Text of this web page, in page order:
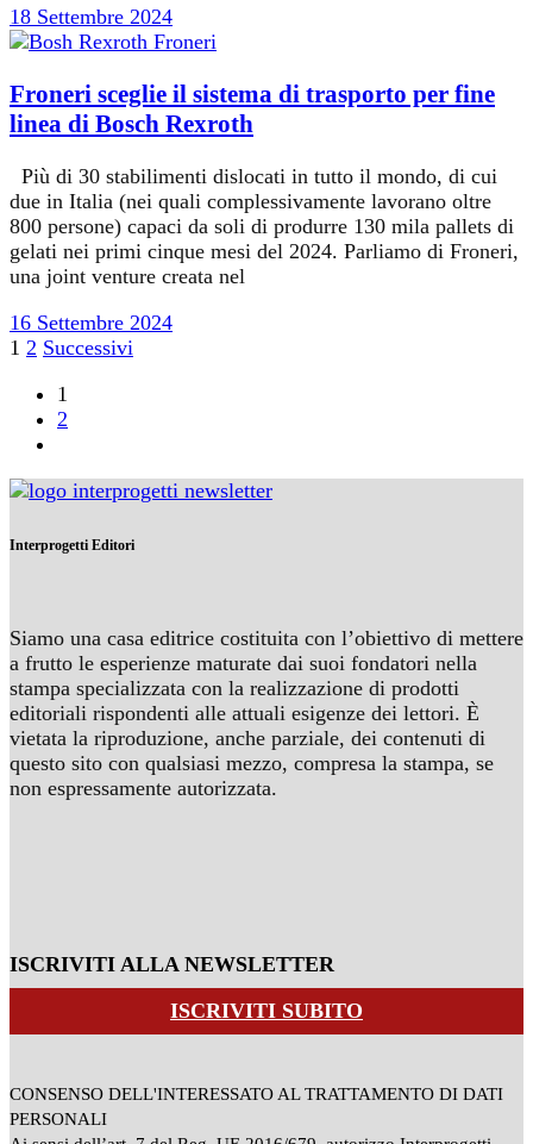
18 Settembre 2024
Froneri sceglie il sistema di trasporto per fine
linea di Bosch Rexroth
Più di 30 stabilimenti dislocati in tutto il mondo, di cui
due in Italia (nei quali complessivamente lavorano oltre
800 persone) capaci da soli di produrre 130 mila pallets di
gelati nei primi cinque mesi del 2024. Parliamo di Froneri,
una joint venture creata nel
16 Settembre 2024
Paginazione
degli
articoli
1 2 Successivi
1
2
Interprogetti Editori
Siamo una casa editrice costituita con l’obiettivo di mettere
a frutto le esperienze maturate dai suoi fondatori nella
stampa specializzata con la realizzazione di prodotti
editoriali rispondenti alle attuali esigenze dei lettori. È
vietata la riproduzione, anche parziale, dei contenuti di
questo sito con qualsiasi mezzo, compresa la stampa, se
non espressamente autorizzata.
ISCRIVITI ALLA NEWSLETTER
ISCRIVITI SUBITO
CONSENSO DELL'INTERESSATO AL TRATTAMENTO DI DATI
PERSONALI